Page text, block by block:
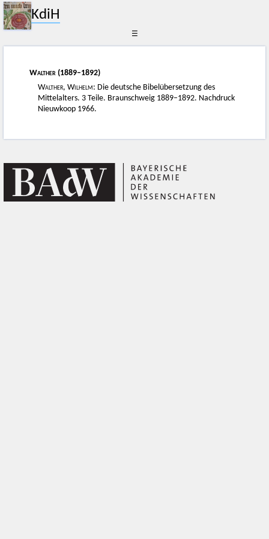
KdiH
☰
Walther (1889–1892)
Walther, Wilhelm: Die deutsche Bibelübersetzung des
Mittelalters. 3 Teile. Braunschweig 1889–1892. Nachdruck
Nieuwkoop 1966.